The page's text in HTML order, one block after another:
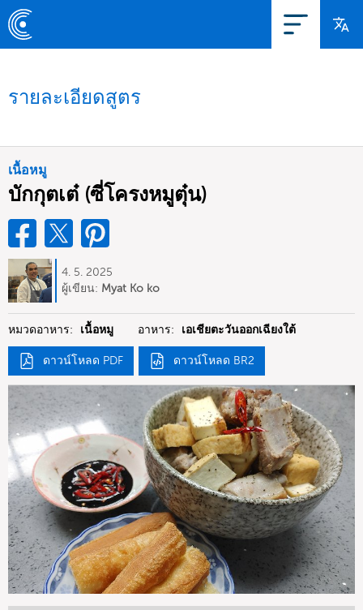
รายละเอียดสูตร
เนื้อหมู
บักกุตเต๋ (ซี่โครงหมูตุ๋น)
4. 5. 2025
ผู้เขียน: Myat Ko ko
หมวดอาหาร: เนื้อหมู อาหาร: เอเชียตะวันออกเฉียงใต้
ดาวน์โหลด PDF ดาวน์โหลด BR2